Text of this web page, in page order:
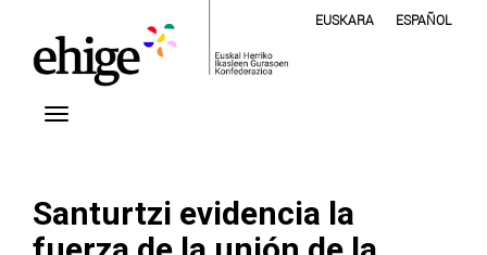
EUSKARA ESPAÑOL
Santurtzi evidencia la